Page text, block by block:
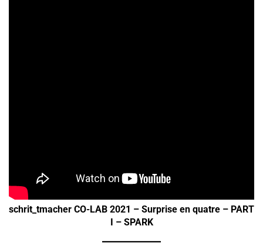
schrit_tmacher CO-LAB 2021 – Surprise en quatre – PART
I – SPARK